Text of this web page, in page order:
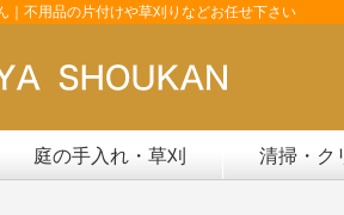
｜不用品の片付けや草刈りなどお任せ下さい
庭の手入れ・草刈 清掃・ク